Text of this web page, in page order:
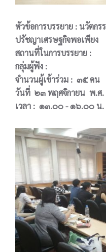
หัวข้อการบรรยาย : นวัตก
ปรัชญาเศรษฐกิจพอเพียง
สถานที่ในการบรรยาย :
กลุ่มผู้ฟัง :
จำนวนผู้เข้าร่วม : ๓๕ คน
วันที่ ๒๓ พฤศจิกายน พ.ศ
เวลา : ๑๓.๐๐ - ๑๖.๐๐ น.